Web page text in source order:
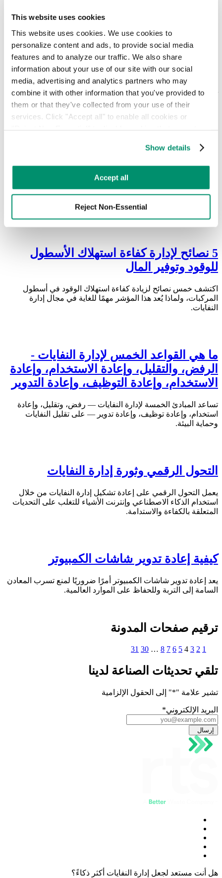
This website uses cookies
This website uses cookies. We use cookies to
personalize content and ads, to provide social media
features and to analyze our traffic. We also share
information about your use of our site with our social
media, advertising and analytics partners who may
combine it with other information that you've provided to
them or that they've collected from your use of their
services. Click "Accept all" to enable all cookies or
preferences by toggling the different kinds of cookies.
Privacy Policy.
Show details
Accept all
Reject Non-Essential
عام 2024 بهدف تحسين الكفاءة والسلامة والاستدامة في جميع
ما هو القانون المحلي 199؟
يُعد القانون المحلي رقم 199 أحد الأحكام الرئيسية في مبادرة
مناطق النفايات التجارية بمدينة نيويورك، والتي تهدف إلى تعزيز
الاستدامة والسلامة.
تستخدم المدن الذكية البيانات والتكنولوجيا لتحسين البنية التحتية
الحضرية والاستدامة وكفاءة إدارة النفايات.
5 نصائح لإدارة كفاءة استهلاك الأسطول
للوقود وتوفير المال
اكتشف خمس نصائح لزيادة كفاءة استهلاك الوقود في أسطول
المركبات، ولماذا يُعد هذا المؤشر مهمًا للغاية في مجال إدارة
النفايات.
ما هي القواعد الخمس لإدارة النفايات -
الرفض، والتقليل، وإعادة الاستخدام، وإعادة
الاستخدام، وإعادة التوظيف، وإعادة التدوير
تساعد المبادئ الخمسة لإدارة النفايات — رفض، وتقليل، وإعادة
استخدام، وإعادة توظيف، وإعادة تدوير — على تقليل النفايات
وحماية البيئة.
التحول الرقمي وثورة إدارة النفايات
يعمل التحول الرقمي على إعادة تشكيل إدارة النفايات من خلال
استخدام الذكاء الاصطناعي وإنترنت الأشياء للتغلب على التحديات
المتعلقة بالكفاءة والاستدامة.
كيفية إعادة تدوير شاشات الكمبيوتر
يعد إعادة تدوير شاشات الكمبيوتر أمرًا ضروريًا لمنع تسرب المعادن
السامة إلى التربة وللحفاظ على الموارد العالمية.
ترقيم صفحات المدونة
1
2
3
4
5
6
7
8
…
30
31
تلقي تحديثات الصناعة لدينا
تشير علامة "*" إلى الحقول الإلزامية
البريد الإلكتروني*
إرسال
هل أنت مستعد لجعل إدارة النفايات أكثر ذكاءً؟